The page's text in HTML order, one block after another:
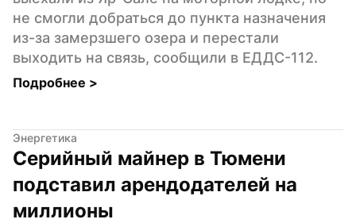
не смогли добраться до пункта назначения
из-за замерзшего озера и перестали
выходить на связь, сообщили в ЕДДС-112.
Подробнее >
Энергетика
Серийный майнер в Тюмени
подставил арендодателей на
миллионы